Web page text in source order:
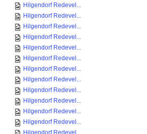
Hilgendorf Redevel...
Hilgendorf Redevel...
Hilgendorf Redevel...
Hilgendorf Redevel...
Hilgendorf Redevel...
Hilgendorf Redevel...
Hilgendorf Redevel...
Hilgendorf Redevel...
Hilgendorf Redevel...
Hilgendorf Redevel...
Hilgendorf Redevel...
Hilgendorf Redevel...
Hilgendorf Redevel...